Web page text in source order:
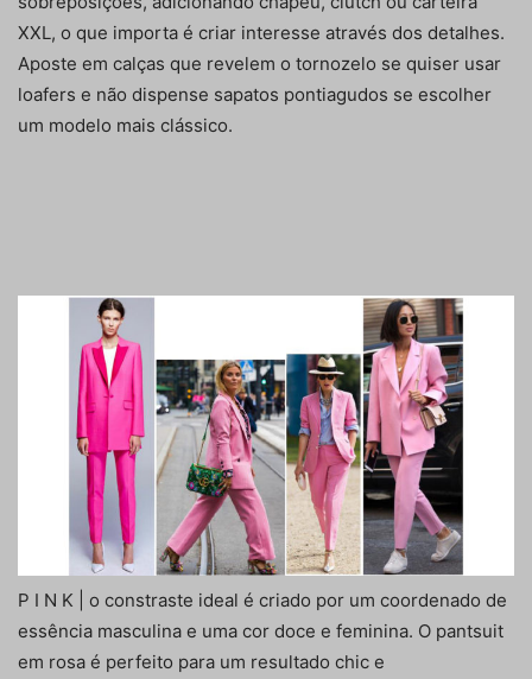
XXL, o que importa é criar interesse através dos detalhes.
Aposte em calças que revelem o tornozelo se quiser usar
loafers e não dispense sapatos pontiagudos se escolher
um modelo mais clássico.
P I N K | o constraste ideal é criado por um coordenado de
essência masculina e uma cor doce e feminina. O pantsuit
em rosa é perfeito para um resultado chic e